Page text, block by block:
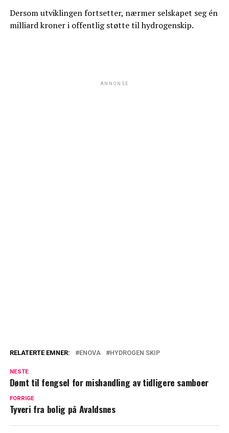
Dersom utviklingen fortsetter, nærmer selskapet seg én
milliard kroner i offentlig støtte til hydrogenskip.
ANNONSE
RELATERTE EMNER: ENOVA HYDROGEN SKIP
NESTE
Dømt til fengsel for mishandling av tidligere samboer
FORRIGE
Tyveri fra bolig på Avaldsnes